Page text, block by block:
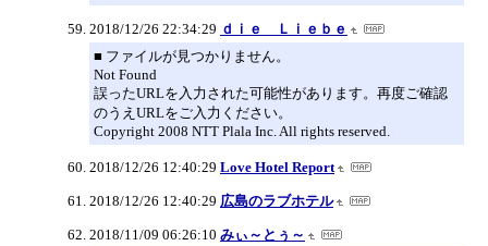
2018/12/26 22:34:29 ｄｉｅ Ｌｉｅｂｅ
■ ファイルが見つかりません。
Not Found
誤ったURLを入力された可能性があります。再度ご確認
のうえURLをご入力ください。
Copyright 2008 NTT Plala Inc. All rights reserved.
2018/12/26 12:40:29 Love Hotel Report
2018/12/26 12:40:29 広島のラブホテル
2018/11/09 06:26:10 みぃ～とぅ～